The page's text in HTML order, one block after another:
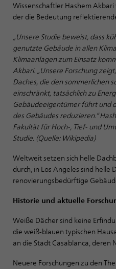
Wissenschaftler Hashem
der die Bedeutung
„Unsere Studie beweist, dass
genutzte Gebäude in allen
Klimaanlagen zum Einsatz
Akbari. „Unsere Forschung
Daches, die den sommerlichen
einschränkt, tatsächlich zu
Gebäudeeigentümer führt und
des Gebäudes reduzieren.“
Fakultät für Hoch-, Tief- und
Studie. (Quelle: Wikipedia)
Weltweit setzen sich helle
durch, in Los Angeles sind helle
renovierungsbedürftige
Historie und aktuelle
Weiße Dächer sind keine
die weiß-blauen typischen
an die Stadt Casablanca, deren
Neuere Forschungen zu den